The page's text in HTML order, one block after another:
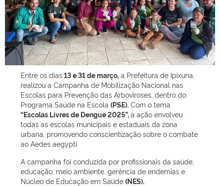
Entre os dias13 e 31 de março, a Prefeitura de Ipixuna,
realizou a Campanha de Mobilização Nacional nas
Escolas para Prevenção das Arboviroses, dentro do
Programa Saúde na Escola(PSE). Com o tema
“Escolas Livres de Dengue 2025”,a ação envolveu
todas as escolas municipais e estaduais da zona
urbana, promovendo conscientização sobre o combate
ao Aedes aegypti.
A campanha foi conduzida por profissionais da saúde,
educação, meio ambiente, gerência de endemias e
Núcleo de Educação em Saúde(NES).